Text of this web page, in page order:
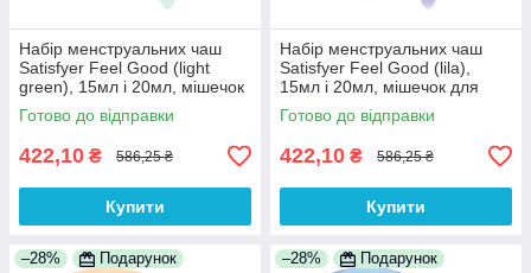
Набір менструальних чаш
Satisfyer Feel Good (light
green), 15мл і 20мл, мішечок
для зберігання 100%
Анонімності
Готово до відправки
422,10 ₴ 586,25 ₴
Купити
Набір менструальних чаш
Satisfyer Feel Good (lila),
15мл і 20мл, мішечок для
зберігання 100% Анонімності
Готово до відправки
422,10 ₴ 586,25 ₴
Купити
–28% Подарунок –28% Подарунок